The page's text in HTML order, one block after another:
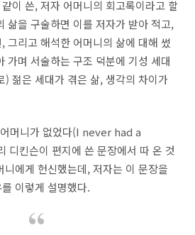
이 쓴, 저자 어머니의 회고록이라고 할
삶을 구술하면 이를 저자가 받아 적고,
그리고 해석한 어머니의 삶에 대해 썼
가며 서술하는 구조 덕분에 기성 세대
) 젊은 세대가 겪은 삶, 생각의 차이가
머니가 없었다(I never had a
킨슨이 편지에 쓴 문장에서 따 온 것
니에게 헌신했는데, 저자는 이 문장을
이렇게 설명했다.